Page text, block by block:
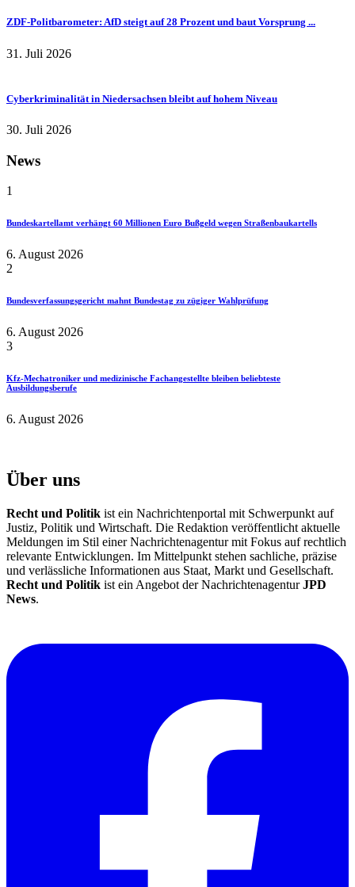
ZDF-Politbarometer: AfD steigt auf 28 Prozent und baut Vorsprung ...
31. Juli 2026
Cyberkriminalität in Niedersachsen bleibt auf hohem Niveau
30. Juli 2026
News
1
Bundeskartellamt verhängt 60 Millionen Euro Bußgeld wegen Straßenbaukartells
6. August 2026
2
Bundesverfassungsgericht mahnt Bundestag zu zügiger Wahlprüfung
6. August 2026
3
Kfz-Mechatroniker und medizinische Fachangestellte bleiben beliebteste
Ausbildungsberufe
6. August 2026
Über uns
Recht und Politik ist ein Nachrichtenportal mit Schwerpunkt auf
Justiz, Politik und Wirtschaft. Die Redaktion veröffentlicht aktuelle
Meldungen im Stil einer Nachrichtenagentur mit Fokus auf rechtlich
relevante Entwicklungen. Im Mittelpunkt stehen sachliche, präzise
und verlässliche Informationen aus Staat, Markt und Gesellschaft.
Recht und Politik ist ein Angebot der NachrichtenagenturJPD
News.